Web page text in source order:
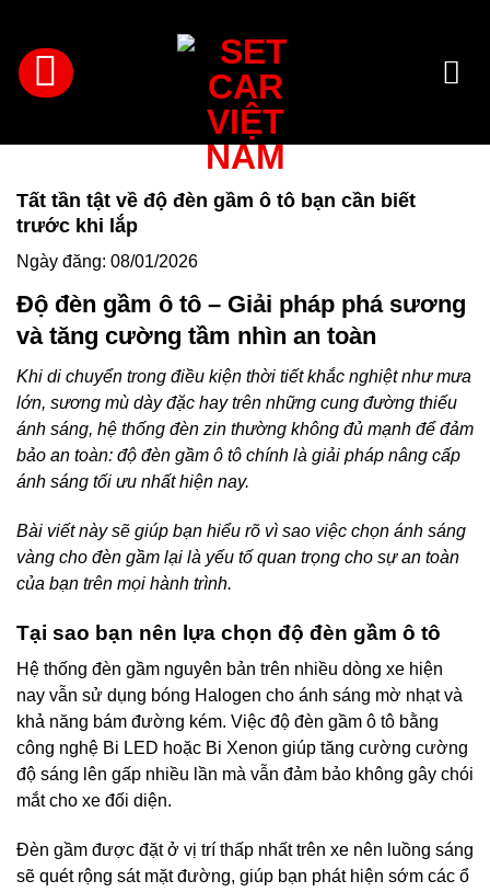
nội
dung
Tất tần tật về độ đèn gầm ô tô bạn cần biết
trước khi lắp
Ngày đăng: 08/01/2026
Độ đèn gầm ô tô – Giải pháp phá sương
và tăng cường tầm nhìn an toàn
Khi di chuyển trong điều kiện thời tiết khắc nghiệt như mưa
lớn, sương mù dày đặc hay trên những cung đường thiếu
ánh sáng, hệ thống đèn zin thường không đủ mạnh để đảm
bảo an toàn: độ đèn gầm ô tô chính là giải pháp nâng cấp
ánh sáng tối ưu nhất hiện nay.
Bài viết này sẽ giúp bạn hiểu rõ vì sao việc chọn ánh sáng
vàng cho đèn gầm lại là yếu tố quan trọng cho sự an toàn
của bạn trên mọi hành trình.
Tại sao bạn nên lựa chọn độ đèn gầm ô tô
Hệ thống đèn gầm nguyên bản trên nhiều dòng xe hiện
nay vẫn sử dụng bóng Halogen cho ánh sáng mờ nhạt và
khả năng bám đường kém. Việc độ đèn gầm ô tô bằng
công nghệ Bi LED hoặc Bi Xenon giúp tăng cường cường
độ sáng lên gấp nhiều lần mà vẫn đảm bảo không gây chói
mắt cho xe đối diện.
Đèn gầm được đặt ở vị trí thấp nhất trên xe nên luồng sáng
sẽ quét rộng sát mặt đường, giúp bạn phát hiện sớm các ổ